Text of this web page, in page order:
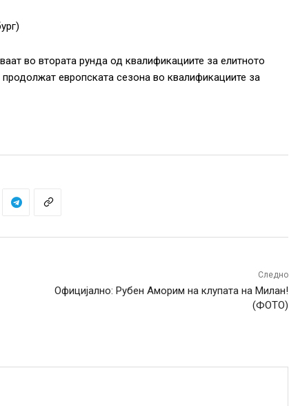
во втората рунда од квалификациите за елитното
европската сезона во квалификациите за
Следно
Официјално: Рубен Аморим на клупата на Милан!
(ФОТО)